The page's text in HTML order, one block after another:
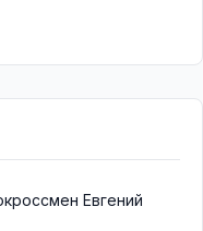
Евгений